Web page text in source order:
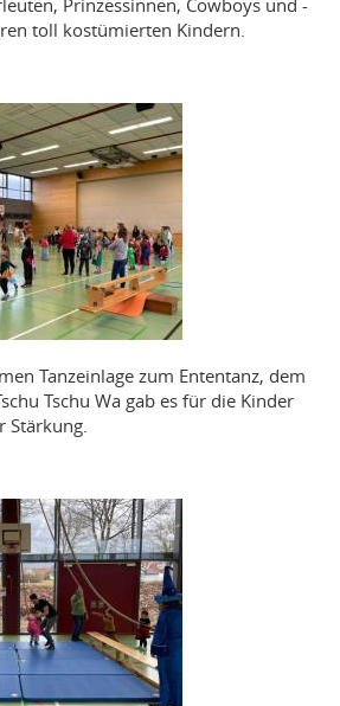
Prinzessinnen, Cowboys und -
toll kostümierten Kindern.
Tanzeinlage zum Ententanz, dem
Tschu Wa gab es für die Kinder
Stärkung.